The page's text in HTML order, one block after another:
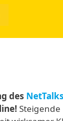
des